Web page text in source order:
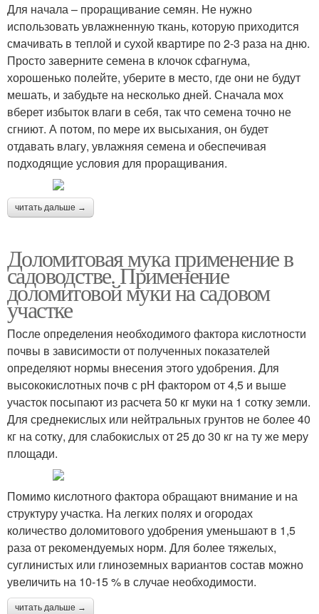
Для начала – проращивание семян. Не нужно
использовать увлажненную ткань, которую приходится
смачивать в теплой и сухой квартире по 2-3 раза на дню.
Просто заверните семена в клочок сфагнума,
хорошенько полейте, уберите в место, где они не будут
мешать, и забудьте на несколько дней. Сначала мох
вберет избыток влаги в себя, так что семена точно не
сгниют. А потом, по мере их высыхания, он будет
отдавать влагу, увлажняя семена и обеспечивая
подходящие условия для проращивания.
читать дальше →
Доломитовая мука применение в
садоводстве. Применение
доломитовой муки на садовом
участке
После определения необходимого фактора кислотности
почвы в зависимости от полученных показателей
определяют нормы внесения этого удобрения. Для
высококислотных почв с рН фактором от 4,5 и выше
участок посыпают из расчета 50 кг муки на 1 сотку земли.
Для среднекислых или нейтральных грунтов не более 40
кг на сотку, для слабокислых от 25 до 30 кг на ту же меру
площади.
Помимо кислотного фактора обращают внимание и на
структуру участка. На легких полях и огородах
количество доломитового удобрения уменьшают в 1,5
раза от рекомендуемых норм. Для более тяжелых,
суглинистых или глиноземных вариантов состав можно
увеличить на 10-15 % в случае необходимости.
читать дальше →